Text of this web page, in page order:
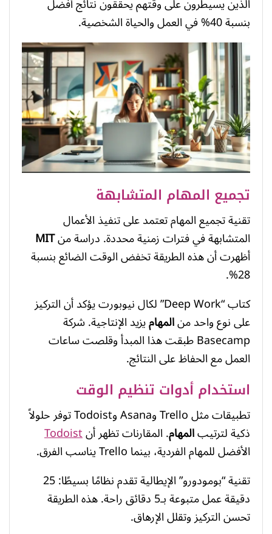
بنسبة 40% في العمل والحياة الشخصية.
تجميع المهام المتشابهة
تقنية تجميع المهام تعتمد على تنفيذ الأعمال
المتشابهة في فترات زمنية محددة. دراسة منMIT
أظهرت أن هذه الطريقة تخفض الوقت الضائع بنسبة
28%.
كتاب “Deep Work” لكال نيوبورت يؤكد أن التركيز
على نوع واحد منالمهاميزيد الإنتاجية. شركة
Basecamp طبقت هذا المبدأ وقلصت ساعات
العمل مع الحفاظ على النتائج.
استخدام أدوات تنظيم الوقت
تطبيقات مثل Trello وAsana وTodoist توفر حلولاً
ذكية لترتيبالمهام. المقارنات تظهر أنTodoist
الأفضل للمهام الفردية، بينما Trello يناسب الفرق.
تقنية “بومودورو” الإيطالية تقدم نظامًا بسيطًا: 25
دقيقة عمل متبوعة بـ5 دقائق راحة. هذه الطريقة
تحسن التركيز وتقلل الإرهاق.